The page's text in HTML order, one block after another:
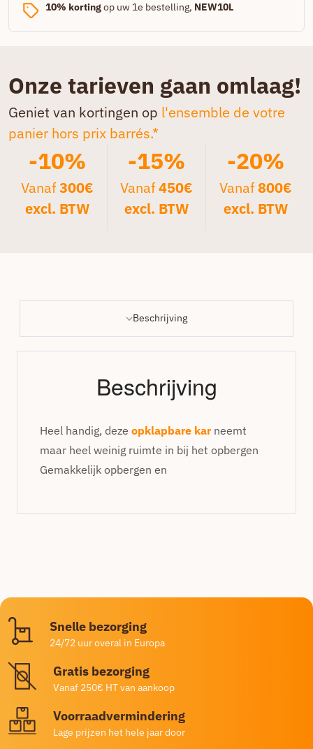
10% kortingop uw 1e bestelling, NEW10L
Onze tarieven gaan omlaag!
Geniet van kortingen op l'ensemble de votre
panier hors prix barrés.*
-10%
Vanaf300€
excl. BTW
-15%
Vanaf450€
excl. BTW
-20%
Vanaf800€
excl. BTW
Beschrijving
Beschrijving
Heel handig, deze opklapbare karneemt
maar heel weinig ruimte in bij het opbergen
Gemakkelijk opbergen en
Snelle bezorging
24/72 uur overal in Europa
Gratis bezorging
Vanaf 250€ HT van aankoop
Voorraadvermindering
Lage prijzen het hele jaar door